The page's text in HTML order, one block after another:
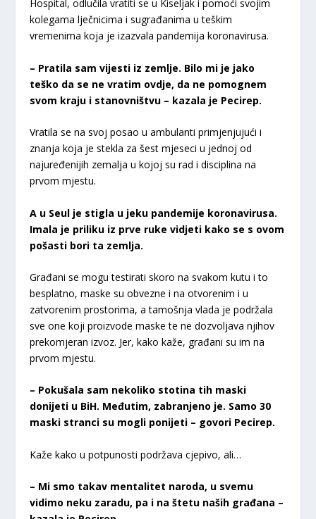
Hospital, odlučila vratiti se u Kiseljak i pomoći svojim
kolegama lječnicima i sugrađanima u teškim
vremenima koja je izazvala pandemija koronavirusa.
– Pratila sam vijesti iz zemlje. Bilo mi je jako
teško da se ne vratim ovdje, da ne pomognem
svom kraju i stanovništvu – kazala je Pecirep.
Vratila se na svoj posao u ambulanti primjenjujući i
znanja koja je stekla za šest mjeseci u jednoj od
najuređenijih zemalja u kojoj su rad i disciplina na
prvom mjestu.
A u Seul je stigla u jeku pandemije koronavirusa.
Imala je priliku iz prve ruke vidjeti kako se s ovom
pošasti bori ta zemlja.
Građani se mogu testirati skoro na svakom kutu i to
besplatno, maske su obvezne i na otvorenim i u
zatvorenim prostorima, a tamošnja vlada je podržala
sve one koji proizvode maske te ne dozvoljava njihov
prekomjeran izvoz. Jer, kako kaže, građani su im na
prvom mjestu.
– Pokušala sam nekoliko stotina tih maski
donijeti u BiH. Međutim, zabranjeno je. Samo 30
maski stranci su mogli ponijeti – govori Pecirep.
Kaže kako u potpunosti podržava cjepivo, ali…
– Mi smo takav mentalitet naroda, u svemu
vidimo neku zaradu, pa i na štetu naših građana –